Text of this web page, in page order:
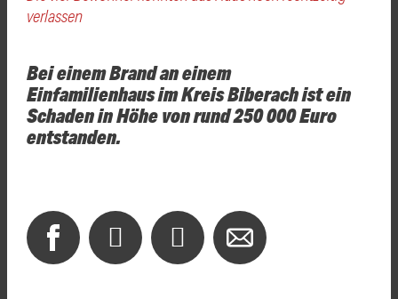
verlassen
Bei einem Brand an einem
Einfamilienhaus im Kreis Biberach ist ein
Schaden in Höhe von rund 250 000 Euro
entstanden.